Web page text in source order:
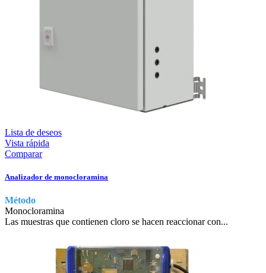
Lista de deseos
Vista rápida
Comparar
Analizador de monocloramina
Método
Monocloramina
Las muestras que contienen cloro se hacen reaccionar con...